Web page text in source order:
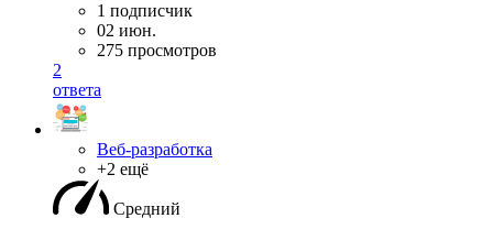
1 подписчик
02 июн.
275 просмотров
2
ответа
Веб-разработка
+2 ещё
Средний